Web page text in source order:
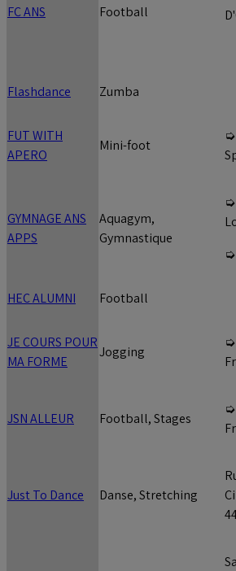
FC ANS Football
Flashdance Zumba
FUT WITH
APERO
Mini-foot
➭
GYMNAGE ANS
APPS
Aquagym,
Gymnastique
➭
➭
HEC ALUMNI Football
JE COURS POUR
MA FORME
Jogging
JSN ALLEUR Football, Stages
Just To Dance Danse, Stretching